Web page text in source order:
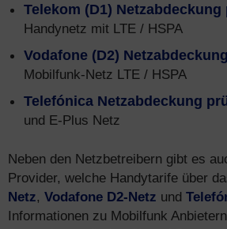
Telekom (D1) Netzabdeckung
Handynetz mit LTE / HSPA
Vodafone (D2)
Mobilfunk-Netz LTE / HSPA
Telefónica Netzabdeckung
und E-Plus Netz
Neben den Netzbetreibern gibt es
Provider, welche Handytarife über
Netz, Vodafone D2-Netz und
Informationen zu Mobilfunk